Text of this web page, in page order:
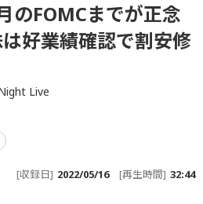
のFOMCまでが正念
好業績確認で割安修
Live
[収録日] 2022/05/16 [再生時間] 32:44